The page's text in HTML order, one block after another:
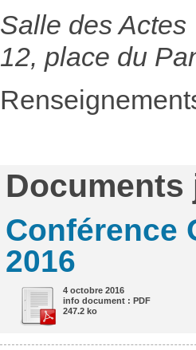
Salle des Actes
12, place du
Documents
Conférence
2016
4 octobre 2016
info document : PDF
247.2 ko